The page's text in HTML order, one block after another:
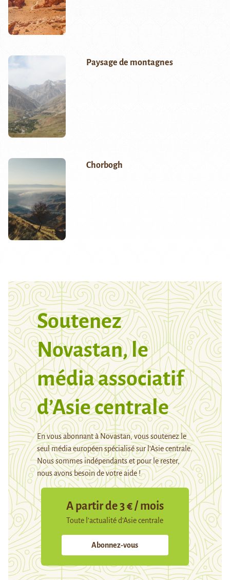
Paysage de montagnes
Chorbogh
Soutenez
Novastan, le
média associatif
d’Asie centrale
En vous abonnant à Novastan, vous soutenez le
seul média européen spécialisé sur l’Asie centrale.
Nous sommes indépendants et pour le rester,
nous avons besoin de votre aide !
A partir de 3 € / mois
Toute l’actualité d’Asie centrale
Abonnez-vous